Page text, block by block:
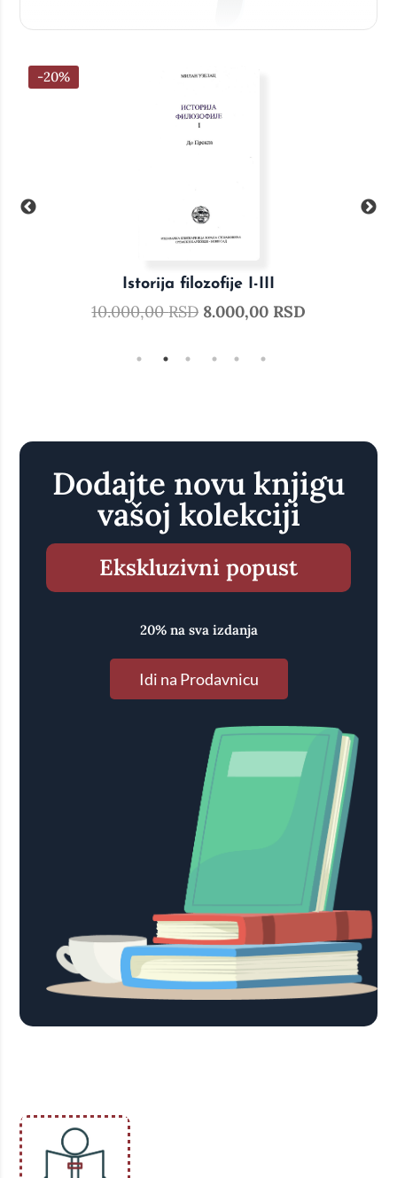
Istorija filozofije I-III
10.000,00RSD 8.000,00RSD
Dodajte novu knjigu
vašoj kolekciji
Ekskluzivni popust
20% na sva izdanja
Idi na Prodavnicu